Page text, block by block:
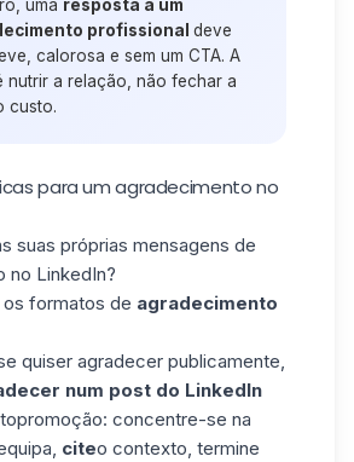
uma resposta a um
profissional deve
calorosa e sem um CTA. A
nutrir a relação, não fechar a
custo.
para um agradecimento no
suas próprias mensagens de
no LinkedIn?
os formatos de agradecimento
quiser agradecer publicamente,
num post do LinkedIn
concentre-se na
citeo contexto , termine